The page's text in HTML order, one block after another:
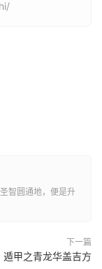
灵运宫
明堂宫
智圆通地，便是升
下一篇
遁甲之青龙华盖吉方